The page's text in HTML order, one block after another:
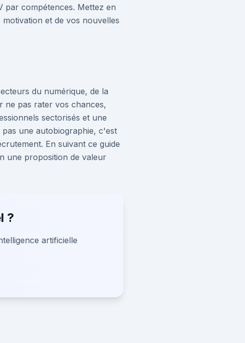
par compétences. Mettez en
et de vos nouvelles
du numérique, de la
ne pas rater vos chances,
sectorisés et une
une autobiographie, c'est
En suivant ce guide
une proposition de valeur
?
artificielle